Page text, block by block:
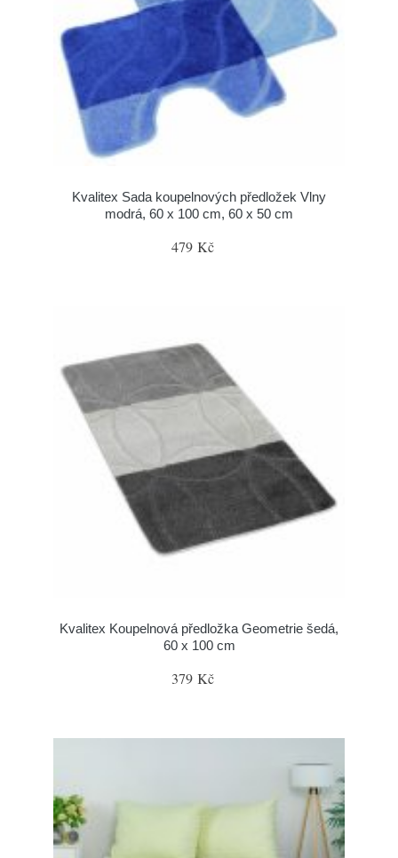
Kvalitex Sada koupelnových předložek Vlny
modrá, 60 x 100 cm, 60 x 50 cm
479 Kč
Kvalitex Koupelnová předložka Geometrie šedá,
60 x 100 cm
379 Kč